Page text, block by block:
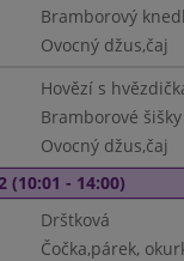
Bramborový
Ovocný džus,čaj
Hovězí s
Bramborové
Ovocný džus,čaj
(10:01 - 14:00)
Drštková
Čočka,párek,